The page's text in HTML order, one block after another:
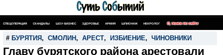
СПЕЦОПЕРАЦИЯ СКАНДАЛЫ ШОУ-БИЗНЕС ЗДОРОВЬЕ АРМИЯ ШПИОНАЖ НЕКРОЛОГ ПОИСК ПО САЙТУ
# БУРЯТИЯ , СМОЛИН , АРЕСТ, ИЗБИЕНИЕ, ЧИНОВНИКИ
Главу бурятского района арестовали